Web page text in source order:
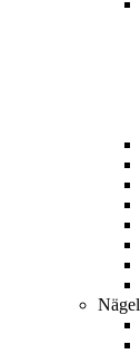
Nägel